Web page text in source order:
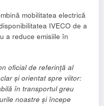
mobilitatea electrică
IVECO de a
a reduce emisiile în
oficial de referință al
și orientat spre viitor:
în transportul greu
noastre și începe